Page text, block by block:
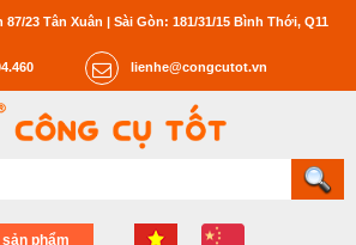
87/23 Tân Xuân | Sài Gòn: 181/31/15 Bình Thới, Q11
lienhe@congcutot.vn
sản phẩm